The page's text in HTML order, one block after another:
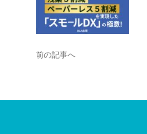
前の記事へ